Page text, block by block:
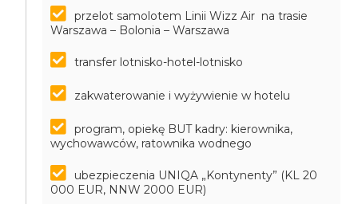
przelot samolotem Linii Wizz Air na trasie
Warszawa – Bolonia – Warszawa
transfer lotnisko-hotel-lotnisko
zakwaterowanie i wyżywienie w hotelu
program, opiekę BUT kadry: kierownika,
wychowawców, ratownika wodnego
ubezpieczenia UNIQA „Kontynenty” (KL 20
000 EUR, NNW 2000 EUR)